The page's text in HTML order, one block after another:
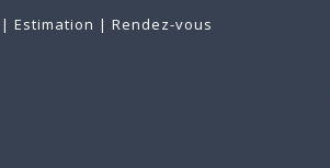
| Estimation | Rendez-vous